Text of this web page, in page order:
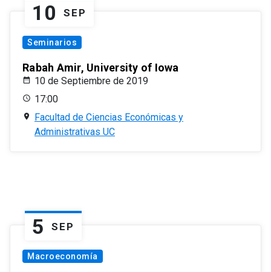
10 SEP
Seminarios
Rabah Amir, University of Iowa
10 de Septiembre de 2019
17:00
Facultad de Ciencias Económicas y
Administrativas UC
5 SEP
Macroeconomía